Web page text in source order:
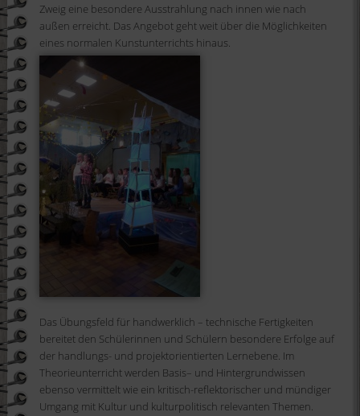
Zweig eine besondere Ausstrahlung nach innen wie nach
außen erreicht. Das Angebot geht weit über die Möglichkeiten
eines normalen Kunstunterrichts hinaus.
Das Übungsfeld für handwerklich – technische Fertigkeiten
bereitet den Schülerinnen und Schülern besondere Erfolge auf
der handlungs- und projektorientierten Lernebene. Im
Theorieunterricht werden Basis– und Hintergrundwissen
ebenso vermittelt wie ein kritisch-reflektorischer und mündiger
Umgang mit Kultur und kulturpolitisch relevanten Themen.